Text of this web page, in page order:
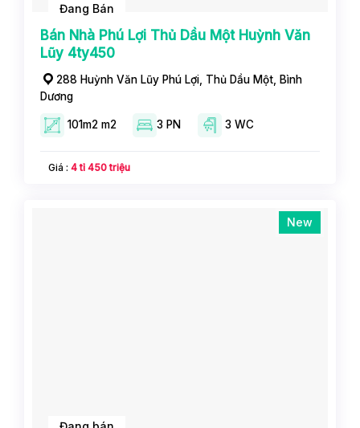
Đang Bán
Bán Nhà Phú Lợi Thủ Dầu Một Huỳnh Văn
Lũy 4ty450
288 Huỳnh Văn Lũy Phú Lợi, Thủ Dầu Một, Bình
Dương
101m2 m2 3 PN 3 WC
Giá : 4 tỉ 450 triệu
New